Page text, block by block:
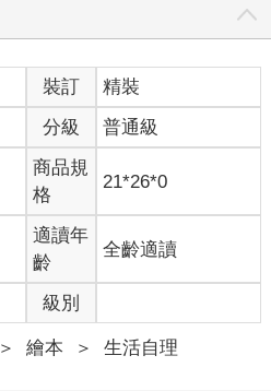
裝訂
精裝
分級 普通級
商品規
格
21*26*0
適讀年
齡
全齡適讀
級別
＞ 繪本 ＞ 生活自理